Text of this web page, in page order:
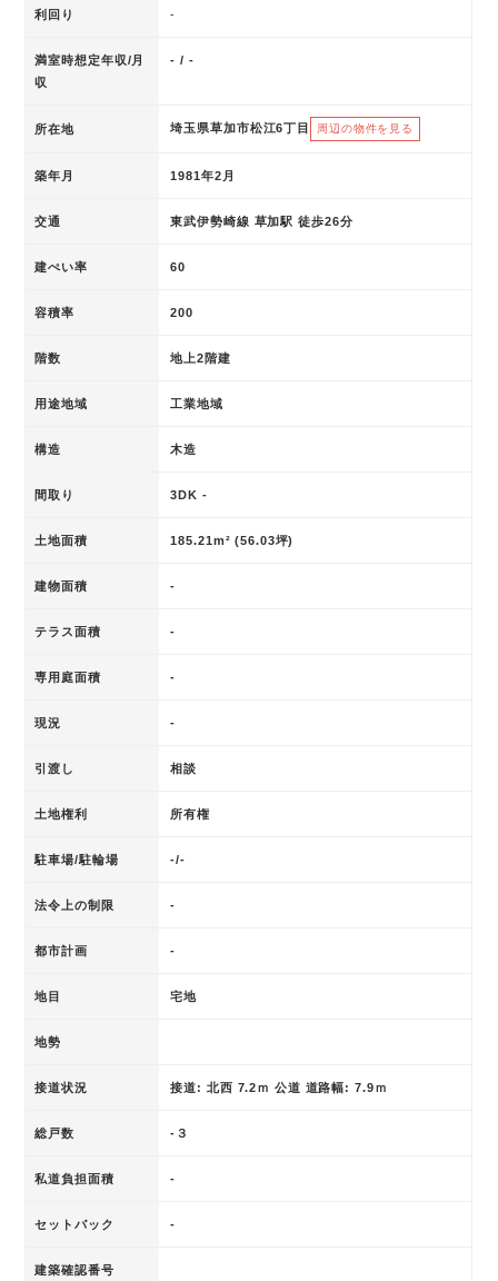
利回り -
満室時想定年収/月
収
- / -
所在地 埼玉県草加市松江6丁目 周辺の物件を見る
築年月 1981年2月
交通 東武伊勢崎線 草加駅 徒歩26分
建ぺい率 60
容積率 200
階数 地上2階建
用途地域 工業地域
構造 木造
間取り 3DK -
土地面積 185.21m² (56.03坪)
建物面積 -
テラス面積 -
専用庭面積 -
現況 -
引渡し 相談
土地権利 所有権
駐車場/駐輪場 -/-
法令上の制限 -
都市計画 -
地目 宅地
地勢
接道状況 接道: 北西 7.2ｍ 公道 道路幅: 7.9ｍ
総戸数 -３
私道負担面積 -
セットバック -
建築確認番号